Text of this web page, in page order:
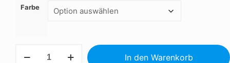
Farbe
In den Warenkorb